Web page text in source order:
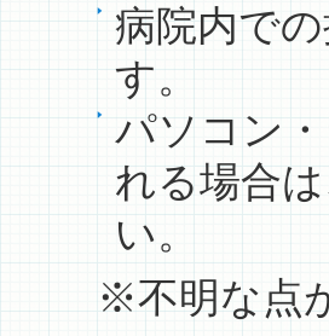
病院内で
す。
パソコン
れる場合
い。
※不明な点